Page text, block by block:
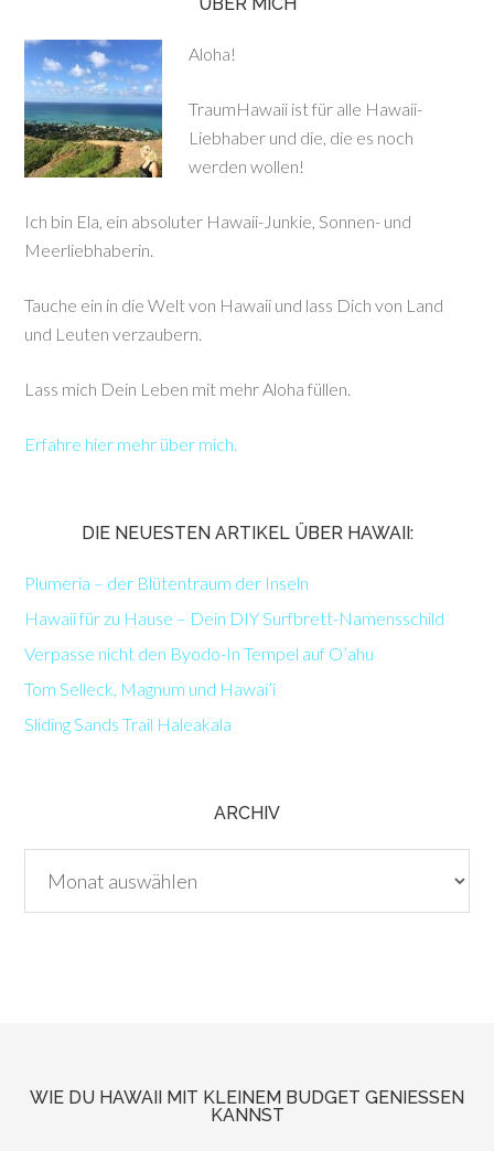
Aloha!
TraumHawaii ist für alle Hawaii-
Liebhaber und die, die es noch
werden wollen!
Ich bin Ela, ein absoluter Hawaii-Junkie, Sonnen- und
Meerliebhaberin.
Tauche ein in die Welt von Hawaii und lass Dich von Land
und Leuten verzaubern.
Lass mich Dein Leben mit mehr Aloha füllen.
Erfahre hier mehr über mich.
DIE NEUESTEN ARTIKEL ÜBER HAWAII:
Plumeria – der Blütentraum der Inseln
Hawaii für zu Hause – Dein DIY Surfbrett-Namensschild
Verpasse nicht den Byodo-In Tempel auf O’ahu
Tom Selleck, Magnum und Hawai’i
Sliding Sands Trail Haleakala
ARCHIV
WIE DU HAWAII MIT KLEINEM BUDGET GENIESSEN K
ANNST